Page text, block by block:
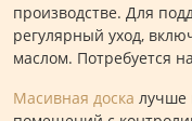
производстве. Для
регулярный уход,
маслом. Потребуется
Масивная доска лучше